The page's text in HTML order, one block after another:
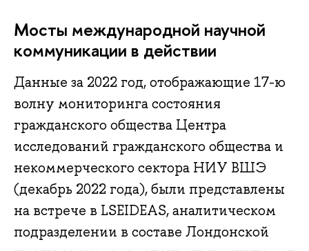
Мосты международной научной
коммуникации в действии
Данные за 2022 год, отображающие 17-ю
волну мониторинга состояния
гражданского общества Центра
исследований гражданского общества и
некоммерческого сектора НИУ ВШЭ
(декабрь 2022 года), были представлены
на встрече в LSEIDEAS, аналитическом
подразделении в составе Лондонской